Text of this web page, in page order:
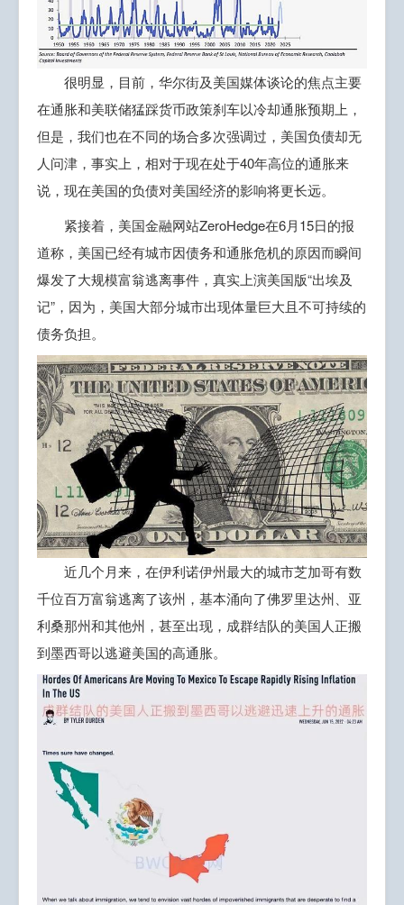
很明显，目前，华尔街及美国媒体谈论的焦点主要
在通胀和美联储猛踩货币政策刹车以冷却通胀预期上，
但是，我们也在不同的场合多次强调过，美国负债却无
人问津，事实上，相对于现在处于40年高位的通胀来
说，现在美国的负债对美国经济的影响将更长远。
紧接着，美国金融网站ZeroHedge在6月15日的报
道称，美国已经有城市因债务和通胀危机的原因而瞬间
爆发了大规模富翁逃离事件，真实上演美国版“出埃及
记”，因为，美国大部分城市出现体量巨大且不可持续的
债务负担。
近几个月来，在伊利诺伊州最大的城市芝加哥有数
千位百万富翁逃离了该州，基本涌向了佛罗里达州、亚
利桑那州和其他州，甚至出现，成群结队的美国人正搬
到墨西哥以逃避美国的高通胀。